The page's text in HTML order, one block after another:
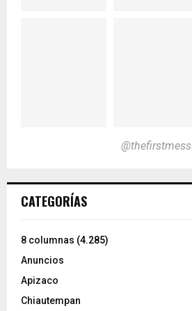
@thefirstmess
CATEGORÍAS
8 columnas (4.285)
Anuncios
Apizaco
Chiautempan